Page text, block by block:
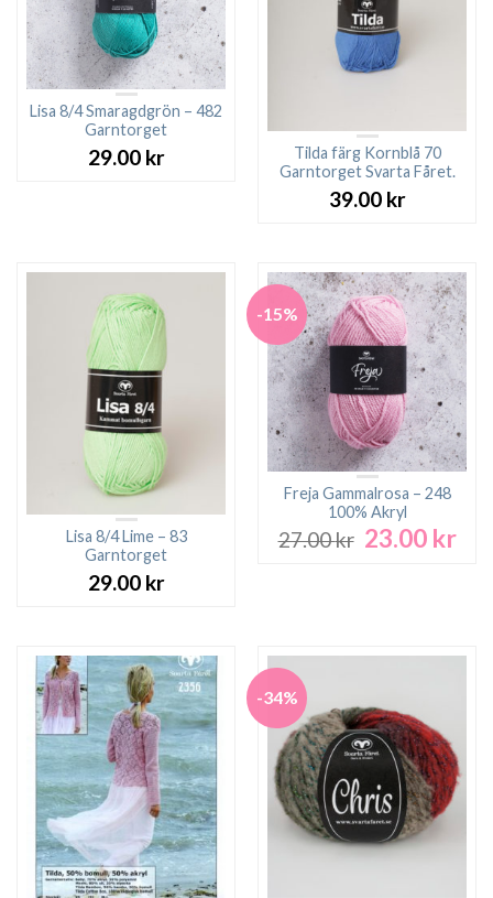
Lisa 8/4 Smaragdgrön – 482
Garntorget
29.00 kr
Tilda färg Kornblå 70
Garntorget Svarta Fåret.
39.00 kr
Lisa 8/4 Lime – 83
Garntorget
29.00 kr
-15%
Freja Gammalrosa – 248
100% Akryl
27.00kr Det
23.00 krDet
-34%